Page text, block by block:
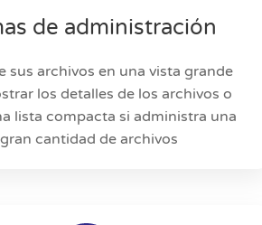
de administración
sus archivos en una vista grande
los detalles de los archivos o
lista compacta si administra una
gran cantidad de archivos